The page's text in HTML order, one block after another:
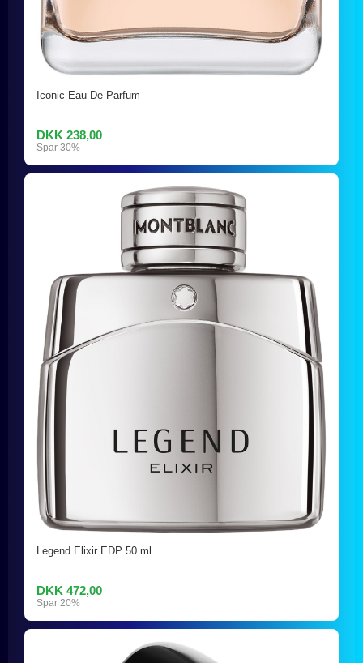
Iconic Eau De Parfum
DKK 238,00
Spar 30%
Legend Elixir EDP 50 ml
DKK 472,00
Spar 20%